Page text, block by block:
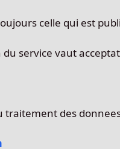
celle qui est
service vaut
traitement des